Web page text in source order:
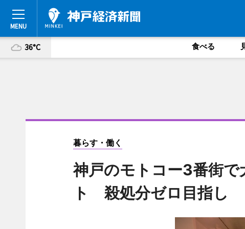
36°C 食べる
暮らす・働く
神戸のモトコー3番街で
ト 殺処分ゼロ目指し